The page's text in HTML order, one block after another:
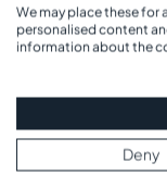
We may place these for
personalised content
information about the
Deny